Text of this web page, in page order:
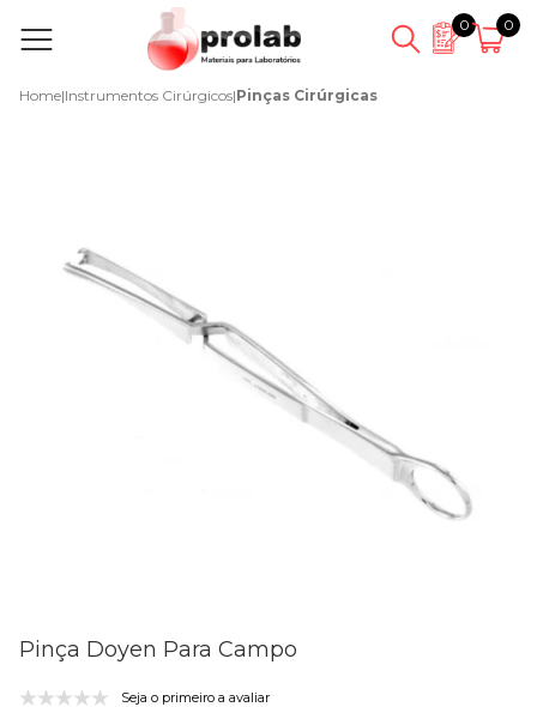
0 0
Home|Instrumentos Cirúrgicos|Pinças Cirúrgicas
Pinça Doyen Para Campo
Seja o primeiro a avaliar